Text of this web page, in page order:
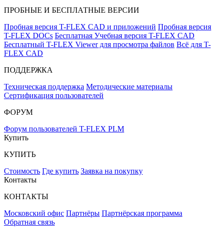
ПРОБНЫЕ И БЕСПЛАТНЫЕ ВЕРСИИ
Пробная версия T-FLEX CAD и приложений Пробная версия
T-FLEX DOCs Бесплатная Учебная версия T-FLEX CAD
Бесплатный T-FLEX Viewer для просмотра файлов Всё для T-
FLEX CAD
ПОДДЕРЖКА
Техническая поддержка Методические материалы
Сертификация пользователей
ФОРУМ
Форум пользователей T-FLEX PLM
Купить
КУПИТЬ
Стоимость Где купить Заявка на покупку
Контакты
КОНТАКТЫ
Московский офис Партнёры Партнёрская программа
Обратная связь